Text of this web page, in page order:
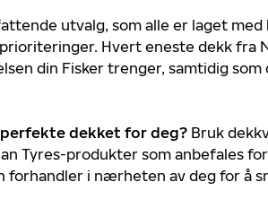
utvalg, som alle er laget
Hvert eneste dekk fra
din Fisker trenger, samtidig som
dekket for deg? Bruk
Tyres-produkter som anbefales
forhandler i nærheten av deg for å